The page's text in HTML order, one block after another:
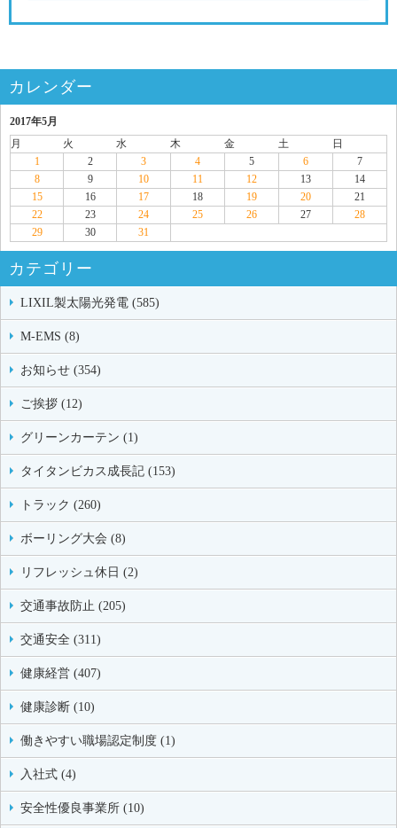
カレンダー
2017年5月
月
火 水 木 金 土
日
1
2 3 4 5 6
7
8
9 10 11 12 13
14
15
16 17 18 19 20
21
22
23 24 25 26 27
28
29
30 31
カテゴリー
LIXIL製太陽光発電 (585)
M-EMS (8)
お知らせ (354)
ご挨拶 (12)
グリーンカーテン (1)
タイタンビカス成長記 (153)
トラック (260)
ボーリング大会 (8)
リフレッシュ休日 (2)
交通事故防止 (205)
交通安全 (311)
健康経営 (407)
健康診断 (10)
働きやすい職場認定制度 (1)
入社式 (4)
安全性優良事業所 (10)